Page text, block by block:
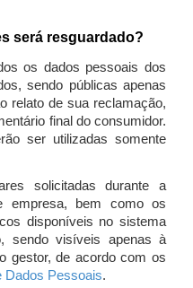
será resguardado?
os dados pessoais dos
sendo públicas apenas
relato de sua reclamação,
final do consumidor.
ser utilizadas somente
solicitadas durante a
empresa, bem como os
disponíveis no sistema
sendo visíveis apenas à
gestor, de acordo com os
Dados Pessoais.